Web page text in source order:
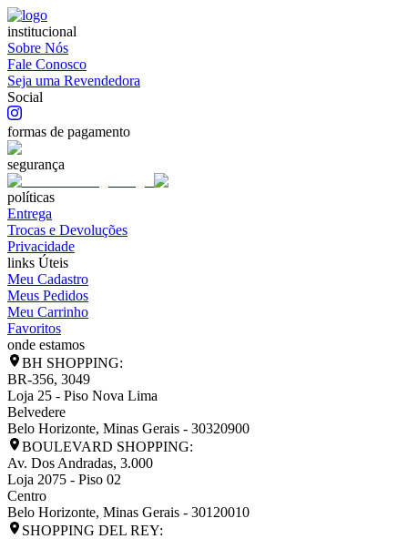
institucional
Sobre Nós
Fale Conosco
Seja uma Revendedora
Social
formas de pagamento
segurança
políticas
Entrega
Trocas e Devoluções
Privacidade
links Úteis
Meu Cadastro
Meus Pedidos
Meu Carrinho
Favoritos
onde estamos
BH SHOPPING:
BR-356, 3049
Loja 25 - Piso Nova Lima
Belvedere
Belo Horizonte, Minas Gerais - 30320900
BOULEVARD SHOPPING:
Av. Dos Andradas, 3.000
Loja 2075 - Piso 02
Centro
Belo Horizonte, Minas Gerais - 30120010
SHOPPING DEL REY: